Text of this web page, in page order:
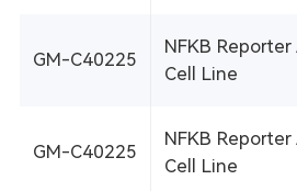
GM-C40225
NFKB Reporter
Cell Line
GM-C40225
NFKB Reporter
Cell Line